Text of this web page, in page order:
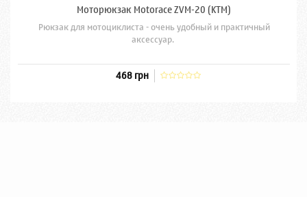
Моторюкзак Motorace ZVM-20 (KTM)
Рюкзак для мотоциклиста - очень удобный и практичный
аксессуар.
468 грн